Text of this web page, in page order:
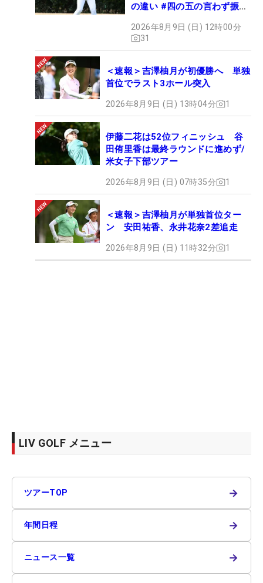
の違い #四の五の言わず振り
2026年8月9日 (日) 12時00分
31
＜速報＞吉澤柚月が初優勝へ 単独
首位でラスト3ホール突入
2026年8月9日 (日) 13時04分 1
伊藤二花は52位フィニッシュ 谷
田侑里香は最終ラウンドに進めず/
米女子下部ツアー
2026年8月9日 (日) 07時35分 1
＜速報＞吉澤柚月が単独首位ター
ン 安田祐香、永井花奈2差追走
2026年8月9日 (日) 11時32分 1
LIV GOLF メニュー
ツアーTOP →
年間日程 →
ニュース一覧 →